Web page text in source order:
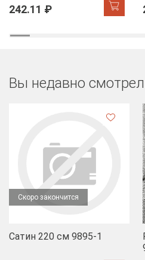
242.11 ₽
Вы недавно
Скоро закончится
Сатин 220 см 9895-1